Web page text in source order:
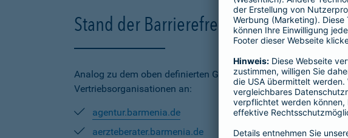
Stand der Barrierefreiheit auf den
Analog zu dem oben definierten Geltungsbereich streben wir
Vertriebsorganisationen an:
agentur.barmenia.de
aerzteberater.barmenia.de